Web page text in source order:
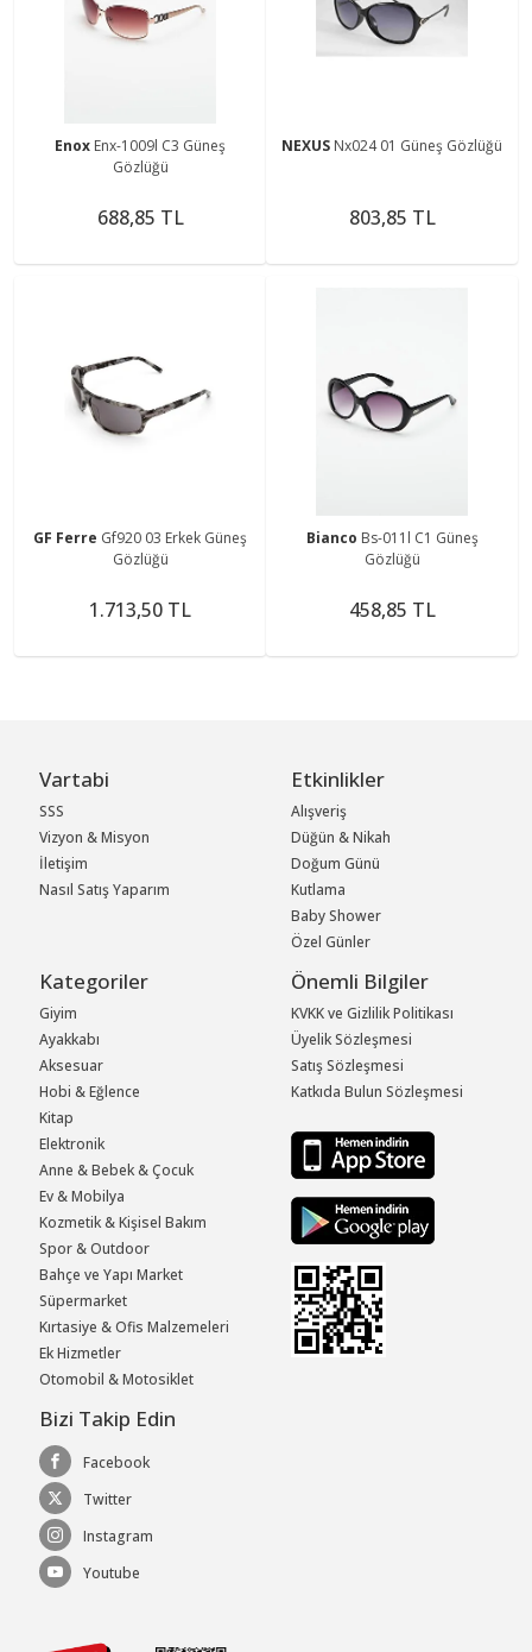
Enox Enx-1009l C3 Güneş
Gözlüğü
688,85 TL
NEXUS Nx024 01 Güneş Gözlüğü
803,85 TL
GF Ferre Gf920 03 Erkek Güneş
Gözlüğü
1.713,50 TL
Bianco Bs-011l C1 Güneş
Gözlüğü
458,85 TL
Vartabi
SSS
Vizyon & Misyon
İletişim
Nasıl Satış Yaparım
Etkinlikler
Alışveriş
Düğün & Nikah
Doğum Günü
Kutlama
Baby Shower
Özel Günler
Kategoriler
Giyim
Ayakkabı
Aksesuar
Hobi & Eğlence
Kitap
Elektronik
Anne & Bebek & Çocuk
Ev & Mobilya
Kozmetik & Kişisel Bakım
Spor & Outdoor
Bahçe ve Yapı Market
Süpermarket
Kırtasiye & Ofis Malzemeleri
Ek Hizmetler
Otomobil & Motosiklet
Önemli Bilgiler
KVKK ve Gizlilik Politikası
Üyelik Sözleşmesi
Satış Sözleşmesi
Katkıda Bulun Sözleşmesi
Bizi Takip Edin
Facebook
Twitter
Instagram
Youtube